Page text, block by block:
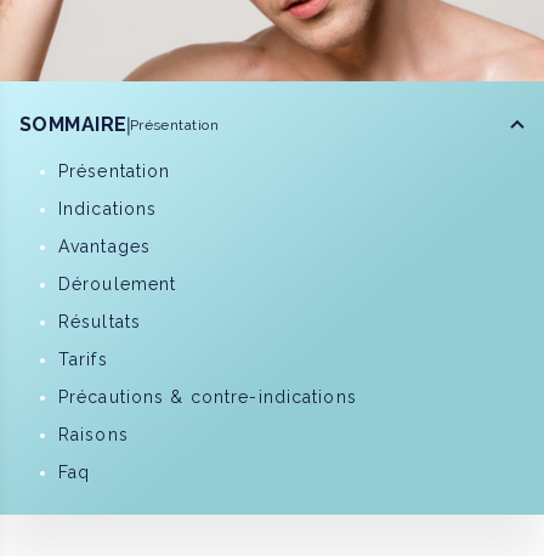
SOMMAIRE Présentation
Présentation
Indications
Avantages
Déroulement
Résultats
Tarifs
Précautions & contre-indications
Raisons
Faq